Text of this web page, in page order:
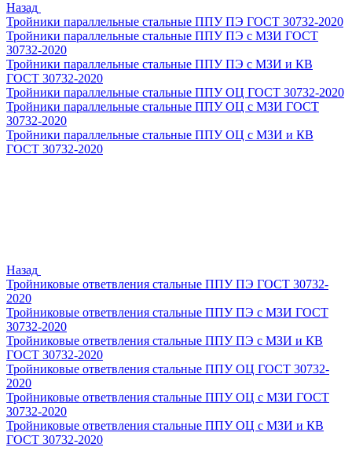
Назад
Тройники параллельные стальные ППУ ПЭ ГОСТ 30732-2020
Тройники параллельные стальные ППУ ПЭ с МЗИ ГОСТ
30732-2020
Тройники параллельные стальные ППУ ПЭ с МЗИ и КВ
ГОСТ 30732-2020
Тройники параллельные стальные ППУ ОЦ ГОСТ 30732-2020
Тройники параллельные стальные ППУ ОЦ с МЗИ ГОСТ
30732-2020
Тройники параллельные стальные ППУ ОЦ с МЗИ и КВ
ГОСТ 30732-2020
Назад
Тройниковые ответвления стальные ППУ ПЭ ГОСТ 30732-
2020
Тройниковые ответвления стальные ППУ ПЭ с МЗИ ГОСТ
30732-2020
Тройниковые ответвления стальные ППУ ПЭ с МЗИ и КВ
ГОСТ 30732-2020
Тройниковые ответвления стальные ППУ ОЦ ГОСТ 30732-
2020
Тройниковые ответвления стальные ППУ ОЦ с МЗИ ГОСТ
30732-2020
Тройниковые ответвления стальные ППУ ОЦ с МЗИ и КВ
ГОСТ 30732-2020